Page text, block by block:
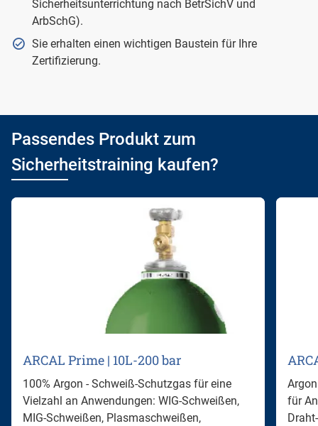
Sicherheitsunterrichtung nach BetrSichV und
ArbSchG).
Sie erhalten einen wichtigen Baustein für Ihre
Zertifizierung.
Passendes Produkt zum
Sicherheitstraining kaufen?
ARCAL Prime | 10L-200 bar
100% Argon - Schweiß-Schutzgas für eine
Vielzahl an Anwendungen: WIG-Schweißen,
MIG-Schweißen, Plasmaschweißen,
für